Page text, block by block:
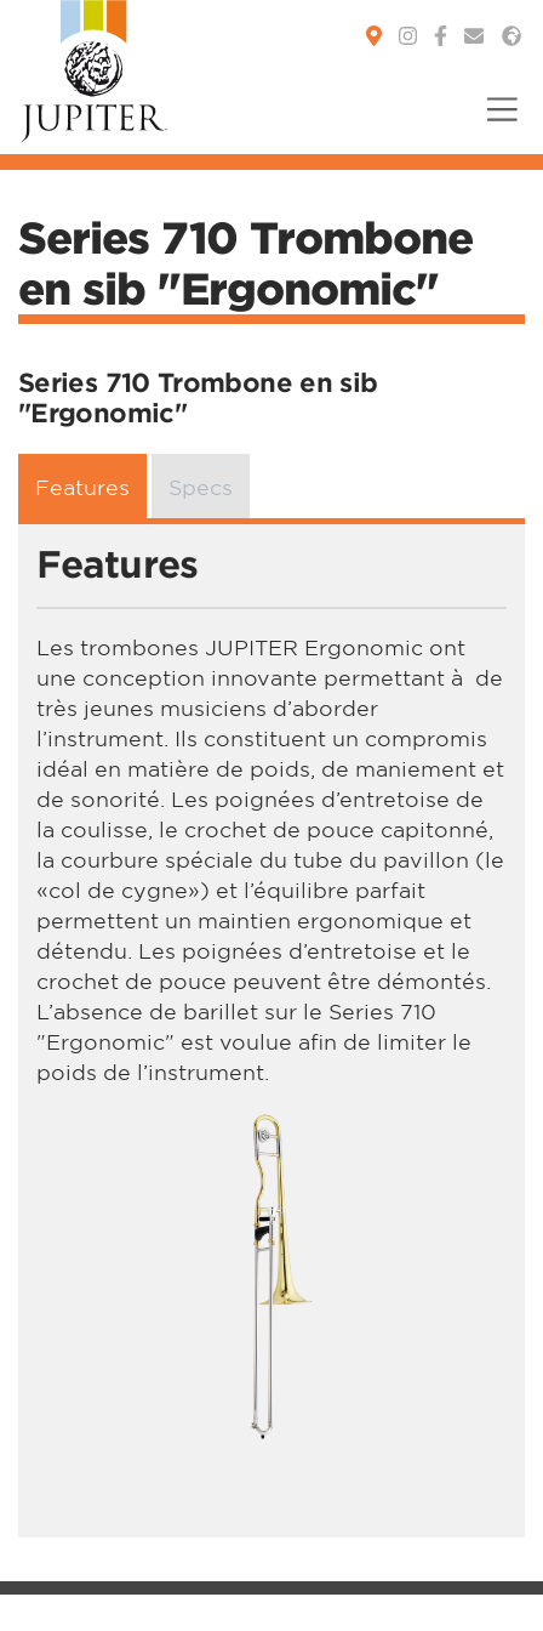
Series 710 Trombone
en sib "Ergonomic"
Series 710 Trombone en sib
"Ergonomic"
Features Specs
Features
Les trombones JUPITER Ergonomic ont
une conception innovante permettant à de
très jeunes musiciens d’aborder
l’instrument. Ils constituent un compromis
idéal en matière de poids, de maniement et
de sonorité. Les poignées d’entretoise de
la coulisse, le crochet de pouce capitonné,
la courbure spéciale du tube du pavillon (le
«col de cygne») et l’équilibre parfait
permettent un maintien ergonomique et
détendu. Les poignées d’entretoise et le
crochet de pouce peuvent être démontés.
L’absence de barillet sur le Series 710
"Ergonomic" est voulue afin de limiter le
poids de l’instrument.